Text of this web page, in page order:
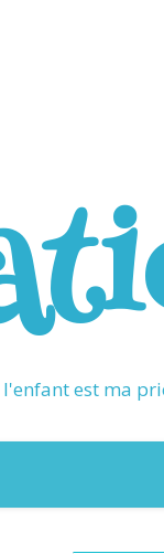
l'enfant est ma